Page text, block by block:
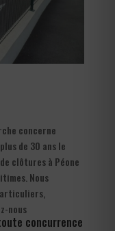
concerne
de 30 ans le
clôtures à Péone
Nous
nous
concurrence